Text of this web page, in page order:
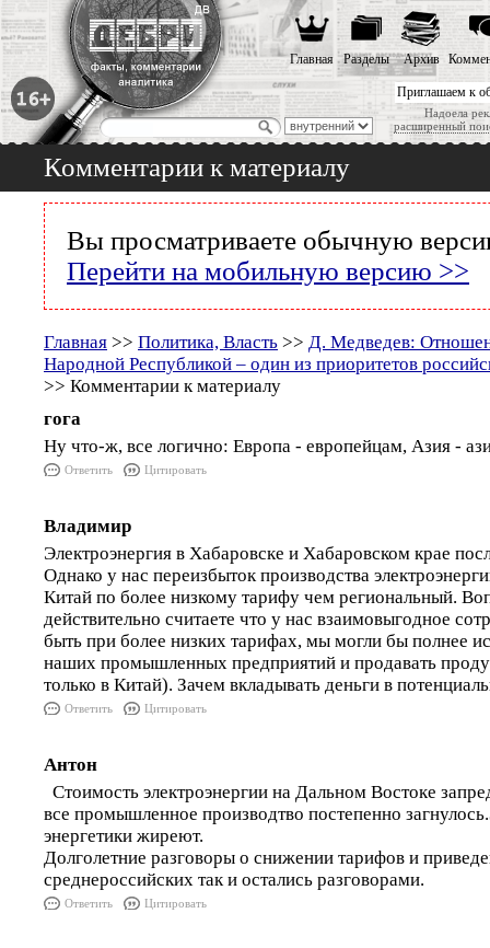
Приглашаем к
Надоела
расширенный
Главная Разделы Архив
Комментарии к материалу
Вы просматриваете обычную
Перейти на мобильную версию >>
Главная >> Политика, Власть >> Д. Медведев:
Народной Республикой – один из приоритетов
>> Комментарии к материалу
гога
Ну что-ж, все логично: Европа - европейцам, Азия -
Ответить Цитировать
Владимир
Электроэнергия в Хабаровске и Хабаровском крае
Однако у нас переизбыток производства
Китай по более низкому тарифу чем региональный.
действительно считаете что у нас взаимовыгодное
быть при более низких тарифах, мы могли бы полнее
наших промышленных предприятий и продавать
только в Китай). Зачем вкладывать деньги в
Ответить Цитировать
Антон
Стоимость электроэнергии на Дальном Востоке
все промышленное производтво постепенно
энергетики жиреют.
Долголетние разговоры о снижении тарифов и
среднероссийских так и остались разговорами.
Ответить Цитировать